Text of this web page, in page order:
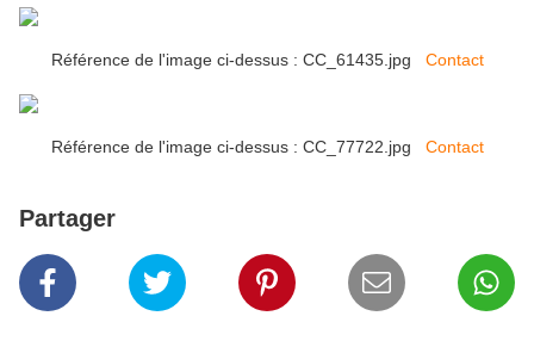
Référence de l'image ci-dessus : CC_61435.jpg Contact
Référence de l'image ci-dessus : CC_77722.jpg Contact
Partager